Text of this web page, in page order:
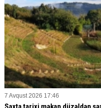
7 Avqust 2026 17:46